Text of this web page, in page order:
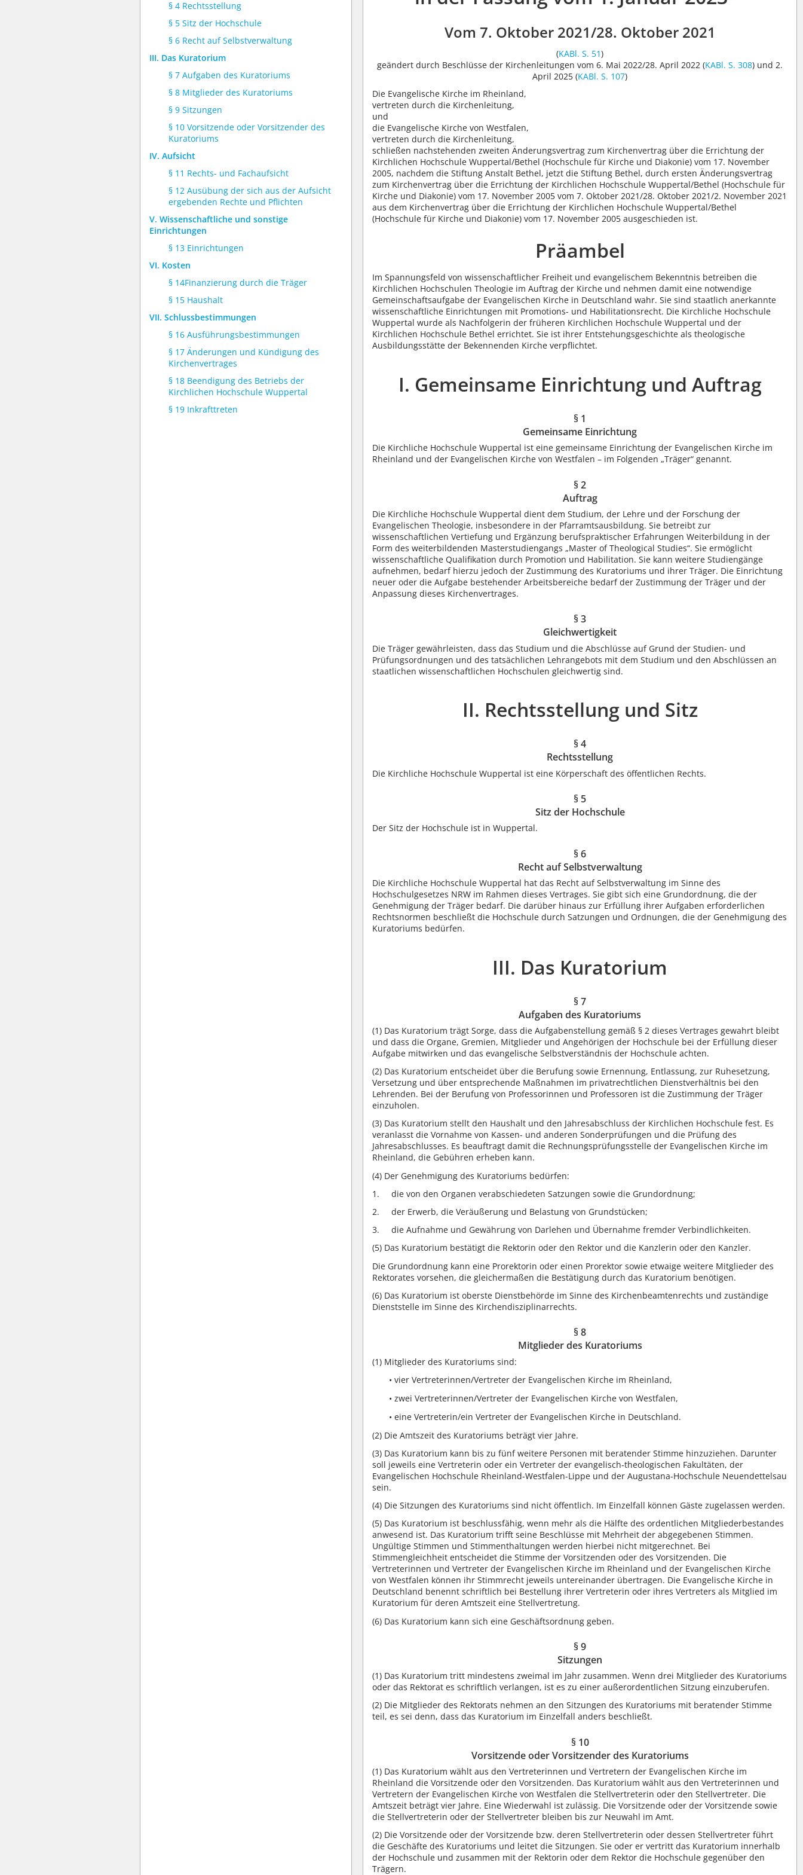
§ 4 Rechtsstellung
§ 5 Sitz der Hochschule
§ 6 Recht auf Selbstverwaltung
III. Das Kuratorium
§ 7 Aufgaben des Kuratoriums
§ 8 Mitglieder des Kuratoriums
§ 9 Sitzungen
§ 10 Vorsitzende oder Vorsitzender des
Kuratoriums
IV. Aufsicht
§ 11 Rechts- und Fachaufsicht
§ 12 Ausübung der sich aus der Aufsicht
ergebenden Rechte und Pflichten
V. Wissenschaftliche und sonstige
Einrichtungen
§ 13 Einrichtungen
VI. Kosten
§ 14Finanzierung durch die Träger
§ 15 Haushalt
VII. Schlussbestimmungen
§ 16 Ausführungsbestimmungen
§ 17 Änderungen und Kündigung des
Kirchenvertrages
§ 18 Beendigung des Betriebs der
Kirchlichen Hochschule Wuppertal
§ 19 Inkrafttreten
Vom 7. Oktober 2021/28. Oktober 2021
(KABl. S. 51)
geändert durch Beschlüsse der Kirchenleitungen vom 6. Mai 2022/28. April 2022 (KABl. S. 308) und 2.
April 2025 (KABl. S. 107)
Die Evangelische Kirche im Rheinland,
vertreten durch die Kirchenleitung,
und
die Evangelische Kirche von Westfalen,
vertreten durch die Kirchenleitung,
schließen nachstehenden zweiten Änderungsvertrag zum Kirchenvertrag über die Errichtung der
Kirchlichen Hochschule Wuppertal/Bethel (Hochschule für Kirche und Diakonie) vom 17. November
2005, nachdem die Stiftung Anstalt Bethel, jetzt die Stiftung Bethel, durch ersten Änderungsvertrag
zum Kirchenvertrag über die Errichtung der Kirchlichen Hochschule Wuppertal/Bethel (Hochschule für
Kirche und Diakonie) vom 17. November 2005 vom 7. Oktober 2021/28. Oktober 2021/2. November 2021
aus dem Kirchenvertrag über die Errichtung der Kirchlichen Hochschule Wuppertal/Bethel
(Hochschule für Kirche und Diakonie) vom 17. November 2005 ausgeschieden ist.
Präambel
Im Spannungsfeld von wissenschaftlicher Freiheit und evangelischem Bekenntnis betreiben die
Kirchlichen Hochschulen Theologie im Auftrag der Kirche und nehmen damit eine notwendige
Gemeinschaftsaufgabe der Evangelischen Kirche in Deutschland wahr. Sie sind staatlich anerkannte
wissenschaftliche Einrichtungen mit Promotions- und Habilitationsrecht. Die Kirchliche Hochschule
Wuppertal wurde als Nachfolgerin der früheren Kirchlichen Hochschule Wuppertal und der
Kirchlichen Hochschule Bethel errichtet. Sie ist ihrer Entstehungsgeschichte als theologische
Ausbildungsstätte der Bekennenden Kirche verpflichtet.
I. Gemeinsame Einrichtung und Auftrag
§ 1
Gemeinsame Einrichtung
Die Kirchliche Hochschule Wuppertal ist eine gemeinsame Einrichtung der Evangelischen Kirche im
Rheinland und der Evangelischen Kirche von Westfalen – im Folgenden „Träger“ genannt.
§ 2
Auftrag
Die Kirchliche Hochschule Wuppertal dient dem Studium, der Lehre und der Forschung der
Evangelischen Theologie, insbesondere in der Pfarramtsausbildung. Sie betreibt zur
wissenschaftlichen Vertiefung und Ergänzung berufspraktischer Erfahrungen Weiterbildung in der
Form des weiterbildenden Masterstudiengangs „Master of Theological Studies“. Sie ermöglicht
wissenschaftliche Qualifikation durch Promotion und Habilitation. Sie kann weitere Studiengänge
aufnehmen, bedarf hierzu jedoch der Zustimmung des Kuratoriums und ihrer Träger. Die Einrichtung
neuer oder die Aufgabe bestehender Arbeitsbereiche bedarf der Zustimmung der Träger und der
Anpassung dieses Kirchenvertrages.
§ 3
Gleichwertigkeit
Die Träger gewährleisten, dass das Studium und die Abschlüsse auf Grund der Studien- und
Prüfungsordnungen und des tatsächlichen Lehrangebots mit dem Studium und den Abschlüssen an
staatlichen wissenschaftlichen Hochschulen gleichwertig sind.
II. Rechtsstellung und Sitz
§ 4
Rechtsstellung
Die Kirchliche Hochschule Wuppertal ist eine Körperschaft des öffentlichen Rechts.
§ 5
Sitz der Hochschule
Der Sitz der Hochschule ist in Wuppertal.
§ 6
Recht auf Selbstverwaltung
Die Kirchliche Hochschule Wuppertal hat das Recht auf Selbstverwaltung im Sinne des
Hochschulgesetzes NRW im Rahmen dieses Vertrages. Sie gibt sich eine Grundordnung, die der
Genehmigung der Träger bedarf. Die darüber hinaus zur Erfüllung ihrer Aufgaben erforderlichen
Rechtsnormen beschließt die Hochschule durch Satzungen und Ordnungen, die der Genehmigung des
Kuratoriums bedürfen.
III. Das Kuratorium
§ 7
Aufgaben des Kuratoriums
(1) Das Kuratorium trägt Sorge, dass die Aufgabenstellung gemäß § 2 dieses Vertrages gewahrt bleibt
und dass die Organe, Gremien, Mitglieder und Angehörigen der Hochschule bei der Erfüllung dieser
Aufgabe mitwirken und das evangelische Selbstverständnis der Hochschule achten.
(2) Das Kuratorium entscheidet über die Berufung sowie Ernennung, Entlassung, zur Ruhesetzung,
Versetzung und über entsprechende Maßnahmen im privatrechtlichen Dienstverhältnis bei den
Lehrenden. Bei der Berufung von Professorinnen und Professoren ist die Zustimmung der Träger
einzuholen.
(3) Das Kuratorium stellt den Haushalt und den Jahresabschluss der Kirchlichen Hochschule fest. Es
veranlasst die Vornahme von Kassen- und anderen Sonderprüfungen und die Prüfung des
Jahresabschlusses. Es beauftragt damit die Rechnungsprüfungsstelle der Evangelischen Kirche im
Rheinland, die Gebühren erheben kann.
(4) Der Genehmigung des Kuratoriums bedürfen:
die von den Organen verabschiedeten Satzungen sowie die Grundordnung;
der Erwerb, die Veräußerung und Belastung von Grundstücken;
die Aufnahme und Gewährung von Darlehen und Übernahme fremder Verbindlichkeiten.
(5) Das Kuratorium bestätigt die Rektorin oder den Rektor und die Kanzlerin oder den Kanzler.
Die Grundordnung kann eine Prorektorin oder einen Prorektor sowie etwaige weitere Mitglieder des
Rektorates vorsehen, die gleichermaßen die Bestätigung durch das Kuratorium benötigen.
(6) Das Kuratorium ist oberste Dienstbehörde im Sinne des Kirchenbeamtenrechts und zuständige
Dienststelle im Sinne des Kirchendisziplinarrechts.
§ 8
Mitglieder des Kuratoriums
(1) Mitglieder des Kuratoriums sind:
• vier Vertreterinnen/Vertreter der Evangelischen Kirche im Rheinland,
• zwei Vertreterinnen/Vertreter der Evangelischen Kirche von Westfalen,
• eine Vertreterin/ein Vertreter der Evangelischen Kirche in Deutschland.
(2) Die Amtszeit des Kuratoriums beträgt vier Jahre.
(3) Das Kuratorium kann bis zu fünf weitere Personen mit beratender Stimme hinzuziehen. Darunter
soll jeweils eine Vertreterin oder ein Vertreter der evangelisch-theologischen Fakultäten, der
Evangelischen Hochschule Rheinland-Westfalen-Lippe und der Augustana-Hochschule Neuendettelsau
sein.
(4) Die Sitzungen des Kuratoriums sind nicht öffentlich. Im Einzelfall können Gäste zugelassen werden.
(5) Das Kuratorium ist beschlussfähig, wenn mehr als die Hälfte des ordentlichen Mitgliederbestandes
anwesend ist. Das Kuratorium trifft seine Beschlüsse mit Mehrheit der abgegebenen Stimmen.
Ungültige Stimmen und Stimmenthaltungen werden hierbei nicht mitgerechnet. Bei
Stimmengleichheit entscheidet die Stimme der Vorsitzenden oder des Vorsitzenden. Die
Vertreterinnen und Vertreter der Evangelischen Kirche im Rheinland und der Evangelischen Kirche
von Westfalen können ihr Stimmrecht jeweils untereinander übertragen. Die Evangelische Kirche in
Deutschland benennt schriftlich bei Bestellung ihrer Vertreterin oder ihres Vertreters als Mitglied im
Kuratorium für deren Amtszeit eine Stellvertretung.
(6) Das Kuratorium kann sich eine Geschäftsordnung geben.
§ 9
Sitzungen
(1) Das Kuratorium tritt mindestens zweimal im Jahr zusammen. Wenn drei Mitglieder des Kuratoriums
oder das Rektorat es schriftlich verlangen, ist es zu einer außerordentlichen Sitzung einzuberufen.
(2) Die Mitglieder des Rektorats nehmen an den Sitzungen des Kuratoriums mit beratender Stimme
teil, es sei denn, dass das Kuratorium im Einzelfall anders beschließt.
§ 10
Vorsitzende oder Vorsitzender des Kuratoriums
(1) Das Kuratorium wählt aus den Vertreterinnen und Vertretern der Evangelischen Kirche im
Rheinland die Vorsitzende oder den Vorsitzenden. Das Kuratorium wählt aus den Vertreterinnen und
Vertretern der Evangelischen Kirche von Westfalen die Stellvertreterin oder den Stellvertreter. Die
Amtszeit beträgt vier Jahre. Eine Wiederwahl ist zulässig. Die Vorsitzende oder der Vorsitzende sowie
die Stellvertreterin oder der Stellvertreter bleiben bis zur Neuwahl im Amt.
(2) Die Vorsitzende oder der Vorsitzende bzw. deren Stellvertreterin oder dessen Stellvertreter führt
die Geschäfte des Kuratoriums und leitet die Sitzungen. Sie oder er vertritt das Kuratorium innerhalb
der Hochschule und zusammen mit der Rektorin oder dem Rektor die Hochschule gegenüber den
Trägern.